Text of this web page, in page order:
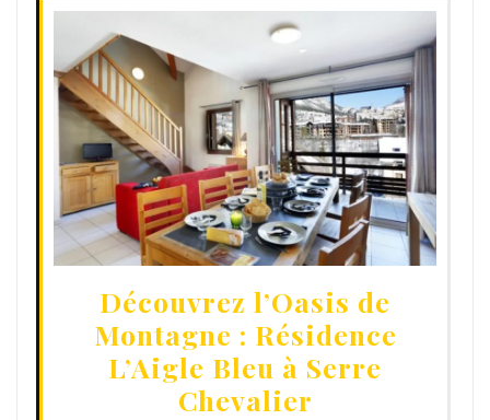
Découvrez l’Oasis de
Montagne : Résidence
L’Aigle Bleu à Serre
Chevalier